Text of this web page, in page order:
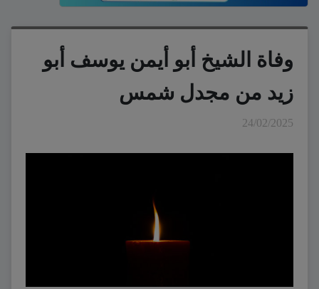
وفاة الشيخ أبو أيمن يوسف أبو
زيد من مجدل شمس
24/02/2025